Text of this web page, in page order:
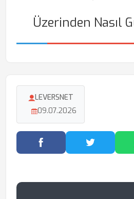
Üzerinden Nasıl
LEVERSNET
09.07.2026
Facebook'ta Paylaş